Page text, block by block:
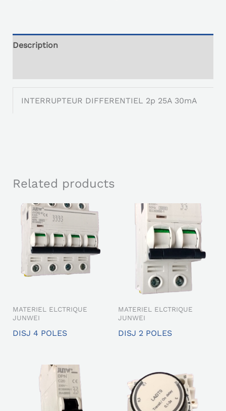
Description
INTERRUPTEUR DIFFERENTIEL 2p 25A 30mA
Related products
MATERIEL ELCTRIQUE
JUNWEI
DISJ 4 POLES
MATERIEL ELCTRIQUE
JUNWEI
DISJ 2 POLES